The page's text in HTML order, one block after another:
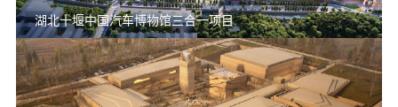
湖北十堰中国汽车博物馆三合一项目